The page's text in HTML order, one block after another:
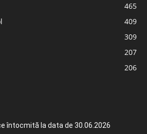
465
409
309
207
206
întocmită la data de 30.06.2026